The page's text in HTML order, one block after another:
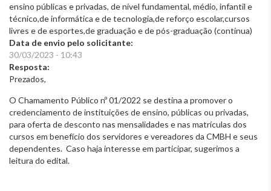
ensino públicas e privadas, de nível fundamental, médio, infantil e
técnico,de informática e de tecnologia,de reforço escolar,cursos
livres e de esportes,de graduação e de pós-graduação (continua)
Data de envio pelo solicitante:
30/03/2023 - 10:43
Resposta:
Prezados,
O Chamamento Público nº 01/2022 se destina a promover o
credenciamento de instituições de ensino, públicas ou privadas,
para oferta de desconto nas mensalidades e nas matrículas dos
cursos em benefício dos servidores e vereadores da CMBH e seus
dependentes. Caso haja interesse em participar, sugerimos a
leitura do edital.